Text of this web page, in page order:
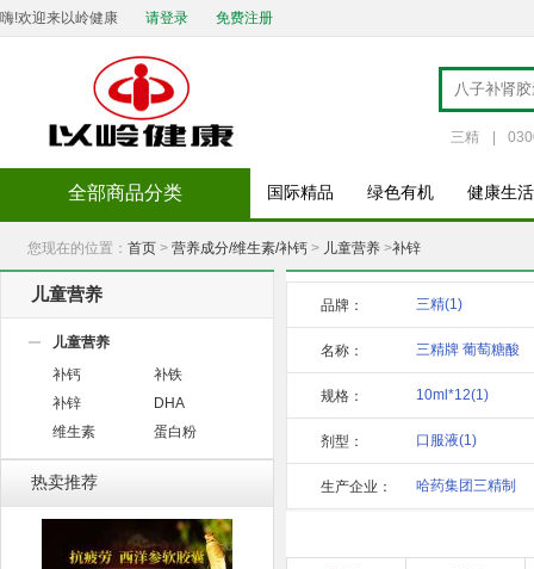
嗨!欢迎来以岭健康 请登录 免费注册
三精
全部商品分类 国际精品 绿色有机 健康生活
您现在的位置： 首页 > 营养成分/维生素/补钙 > 儿童营养 >补锌
儿童营养
儿童营养
补钙
补铁
补锌
DHA
维生素
蛋白粉
热卖推荐
品牌： 三精(1)
名称：
三精牌 葡萄糖酸
锌口(1)
规格：
10ml*12(1)
剂型： 口服液(1)
生产企业：
哈药集团三精制
药股份(1)